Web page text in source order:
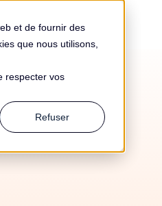
et de fournir des
que nous utilisons,
respecter vos
Refuser